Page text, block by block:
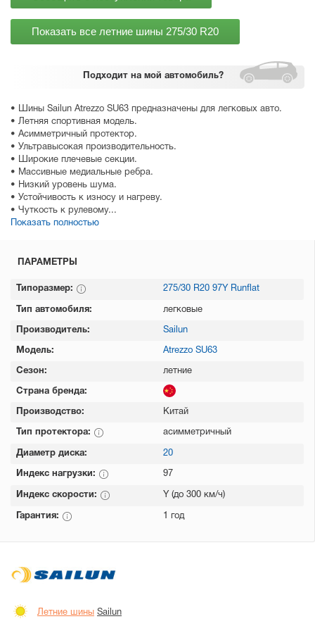
Подходит на мой автомобиль?
• Шины Sailun Atrezzo SU63 предназначены для легковых авто.
• Летняя спортивная модель.
• Асимметричный протектор.
• Ультравысокая производительность.
• Широкие плечевые секции.
• Массивные медиальные ребра.
• Низкий уровень шума.
• Устойчивость к износу и нагреву.
• Чуткость к рулевому...
Показать полностью
Показать все летние шины 275/30 R20
ПАРАМЕТРЫ
Типоразмер: 275/30 R20 97Y Runflat
Тип автомобиля: легковые
Производитель: Sailun
Модель: Atrezzo SU63
Сезон: летние
Страна бренда:
Производство: Китай
Тип протектора: асимметричный
Диаметр диска: 20
Индекс нагрузки: 97
Индекс скорости: Y (до 300 км/ч)
Гарантия: 1 год
Летние шины Sailun